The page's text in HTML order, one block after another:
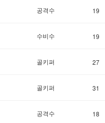
공격수 19
수비수 19
골키퍼 27
골키퍼 31
공격수 18